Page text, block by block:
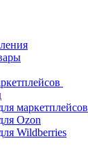
маркетплейсов
Ozon
Wildberries